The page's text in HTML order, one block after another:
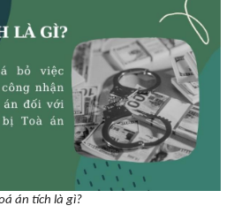
án tích là gì?